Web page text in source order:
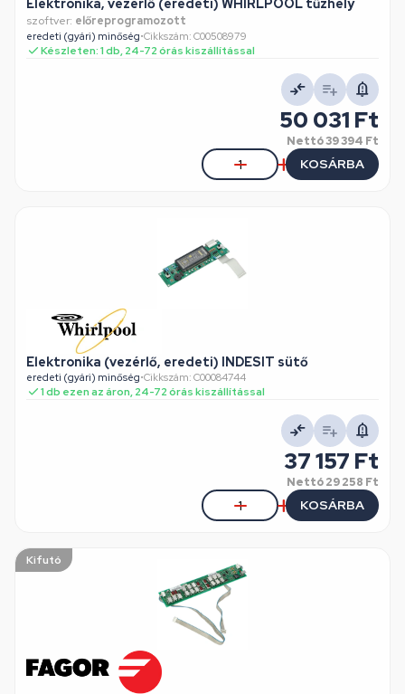
Elektronika, vezérlő (eredeti) WHIRLPOOL tűzhely
szoftver: előreprogramozott
eredeti (gyári) minőség•Cikkszám: C00508979
Készleten: 1 db, 24-72 órás kiszállítással
50 031 Ft
Nettó39 394 Ft
KOSÁRBA
Elektronika (vezérlő, eredeti) INDESIT sütő
eredeti (gyári) minőség•Cikkszám: C00084744
1 db ezen az áron, 24-72 órás kiszállítással
37 157 Ft
Nettó29 258 Ft
KOSÁRBA
Kifutó